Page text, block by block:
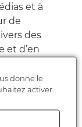
et à
de
des
et d’en
menées
la semaine
à un
territoire
donne le
activer